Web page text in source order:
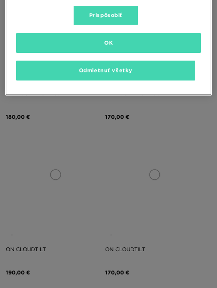
NIKE VOMERO PLUS
180,00 €
NIKE VOMERO PLUS
170,00 €
ON CLOUDTILT
190,00 €
ON CLOUDTILT
170,00 €
Prispôsobiť
Odmietnuť všetky
OK